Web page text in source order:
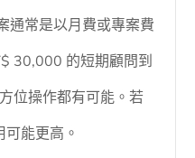
通常是以月費或專案費
30,000 的短期顧問到
位操作都有可能。若
能更高。